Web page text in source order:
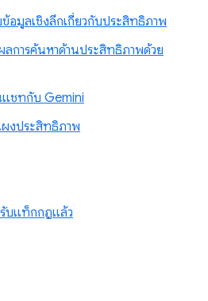
อมูลเชิงลึกเกี่ยวกับประสิทธิภาพ
ลการค้นหาด้านประสิทธิภาพด้วย
ชทกับ Gemini
งประสิทธิภาพ
รับแท็กกฎแล้ว